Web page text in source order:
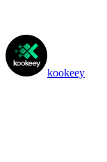
kookeey